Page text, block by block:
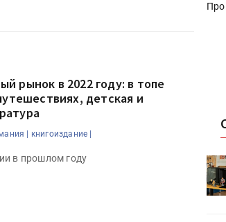
рынок в 2022 году: в топе
детская и
| книгоиздание |
в прошлом году
HeyGears анонсировала